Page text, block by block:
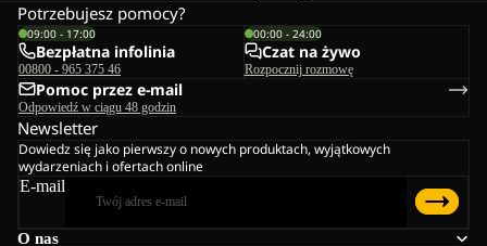
O nas
Potrzebujesz pomocy?
09:00 - 17:00
Bezpłatna infolinia
00800 - 965 375 46
00:00 - 24:00
Czat na żywo
Rozpocznij rozmowę
Pomoc przez e-mail
Odpowiedź w ciągu 48 godzin
Newsletter
Dowiedz się jako pierwszy o nowych produktach, wyjątkowych
wydarzeniach i ofertach online
E-mail